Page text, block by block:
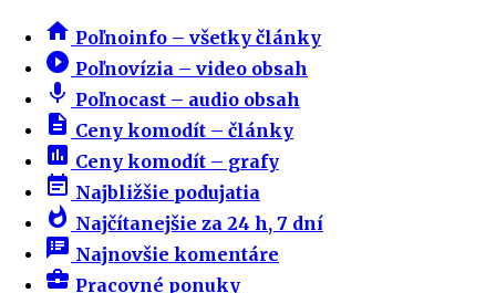
home Poľnoinfo – všetky články
play_circle_filled Poľnovízia – video obsah
mic Poľnocast – audio obsah
description Ceny komodít – články
insert_chart Ceny komodít – grafy
event_note Najbližšie podujatia
whatshot Najčítanejšie za 24 h, 7 dní
speaker_notes Najnovšie komentáre
business_center Pracovné ponuky